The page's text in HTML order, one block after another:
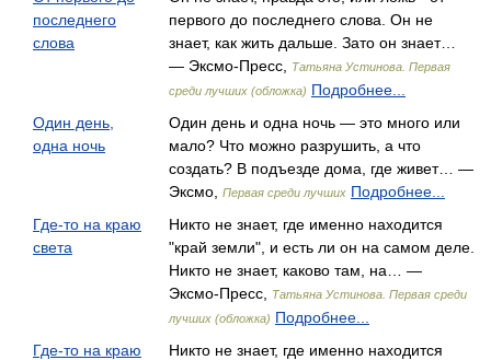
последнего
слова
первого до последнего слова. Он не
знает, как жить дальше. Зато он знает…
— Эксмо-Пресс,
Татьяна Устинова. Первая
среди лучших (обложка) Подробнее...
Один день,
одна ночь
Один день и одна ночь — это много или
мало? Что можно разрушить, а что
создать? В подъезде дома, где живет… —
Эксмо,
Первая среди лучших Подробнее...
Где-то на краю
света
Никто не знает, где именно находится
"край земли", и есть ли он на самом деле.
Никто не знает, каково там, на… —
Эксмо-Пресс,
Татьяна Устинова. Первая среди
лучших (обложка) Подробнее...
Где-то на краю
Никто не знает, где именно находится